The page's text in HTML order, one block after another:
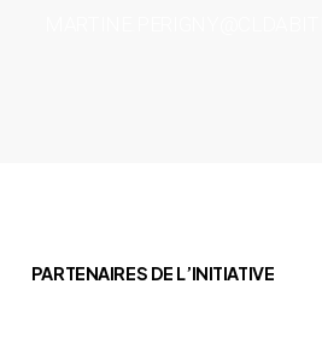
PARTENAIRES DE L’INITIATIVE